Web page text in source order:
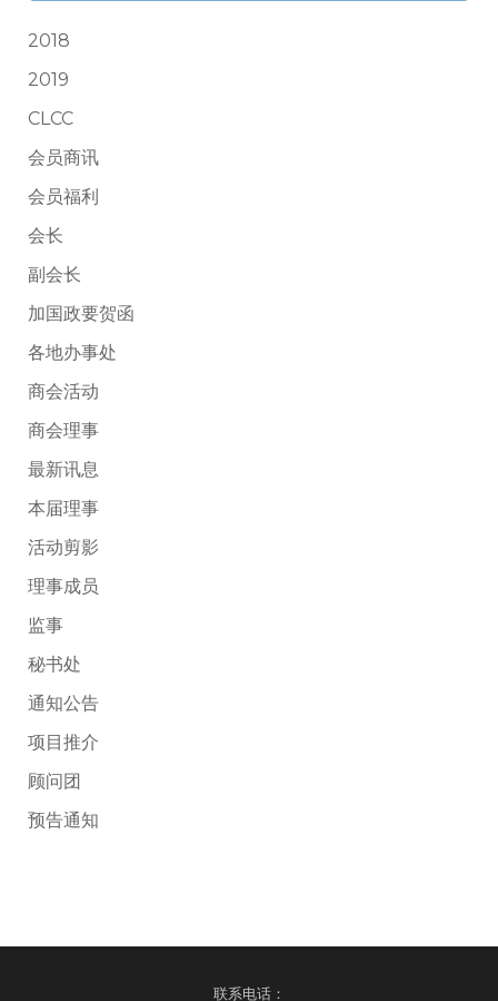
2018
2019
CLCC
会员商讯
会员福利
会长
副会长
加国政要贺函
各地办事处
商会活动
商会理事
最新讯息
本届理事
活动剪影
理事成员
监事
秘书处
通知公告
项目推介
顾问团
预告通知
联系电话：